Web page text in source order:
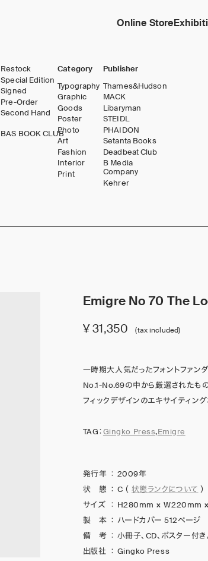
Online Store
Restock
Special Edition
Signed
Pre-Order
Second Hand
BAS BOOK CLUB
Category
Typography
Graphic
Goods
Poster
Photo
Art
Fashion
Interior
Print
Publisher
Thames&Hudson
MACK
Libaryman
STEIDL
PHAIDON
Setanta Books
Deadbeat Club
B Media
Company
Kehrer
Emigre No 70 The
¥ 31,350 (tax included)
一時期大人気だったフォントファン
No.1-No.69の中から厳選されたも
フィックデザインのエキサイティン
TAG：Gingko Press,Emigre
発行年 ： 2009年
状 態 ： C （ 状態ランクについて ）
サイズ
： H280mm × W220mm
製 本 ： ハードカバー 512ページ
備 考 ： 小冊子、CD、ポスター付
出版社 ： Gingko Press